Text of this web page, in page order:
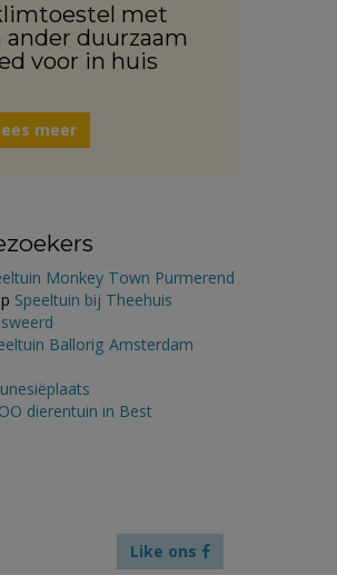
met
ander duurzaam
voor in huis
meer
Monkey Town Purmerend
Speeltuin bij Theehuis
Ballorig Amsterdam
dierentuin in Best
Like ons